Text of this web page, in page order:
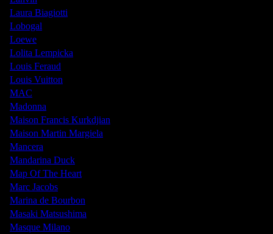
Laura Biagiotti
Lobogal
Loewe
Lolita Lempicka
Louis Feraud
Louis Vuitton
MAC
Madonna
Maison Francis Kurkdjian
Maison Martin Margiela
Mancera
Mandarina Duck
Map Of The Heart
Marc Jacobs
Marina de Bourbon
Masaki Matsushima
Masque Milano